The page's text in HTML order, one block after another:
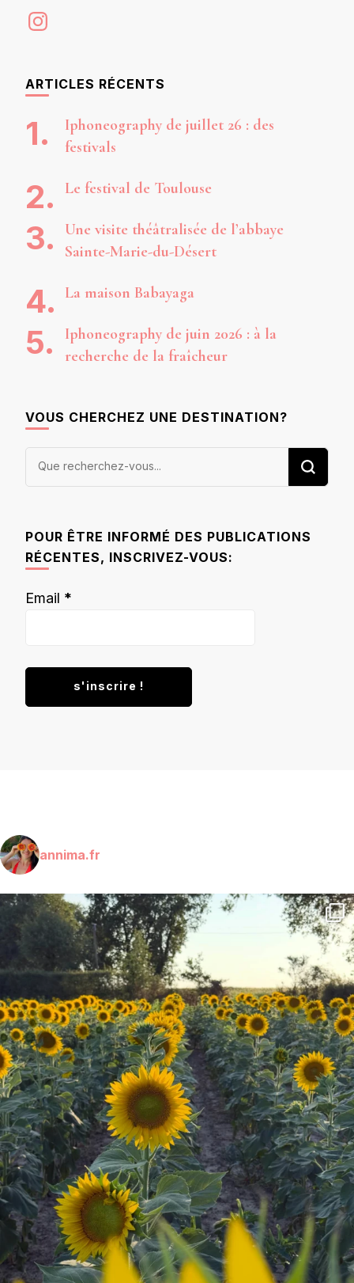
Instagram
ARTICLES RÉCENTS
Iphoneography de juillet 26 : des
festivals
Le festival de Toulouse
Une visite théâtralisée de l’abbaye
Sainte-Marie-du-Désert
La maison Babayaga
Iphoneography de juin 2026 : à la
recherche de la fraîcheur
VOUS CHERCHEZ UNE DESTINATION?
Vous
POUR ÊTRE INFORMÉ DES PUBLICATIONS
RÉCENTES, INSCRIVEZ-VOUS:
Email *
annima.fr